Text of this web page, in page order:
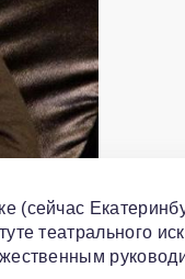
(сейчас
театрального